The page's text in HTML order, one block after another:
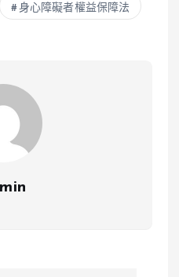
身心障礙者權益保障法